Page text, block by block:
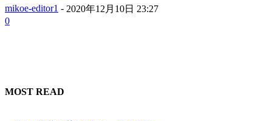
mikoe-editor1 - 2020年12月10日 23:27
0
MOST READ